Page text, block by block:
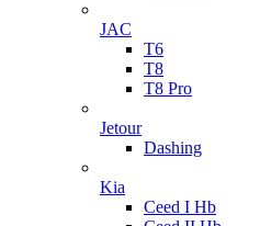
JAC
T6
T8
T8 Pro
Jetour
Dashing
Kia
Ceed I Hb